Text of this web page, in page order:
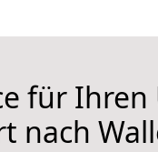
für Ihren
nach